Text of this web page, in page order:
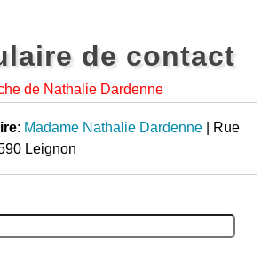
de contact
de Nathalie Dardenne
: Madame Nathalie Dardenne | Rue
Leignon